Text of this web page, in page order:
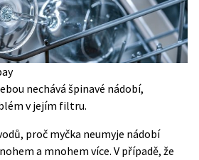
nechává špinavé nádobí,
v jejím filtru.
proč myčka neumyje nádobí
a mnohem více. V případě, že